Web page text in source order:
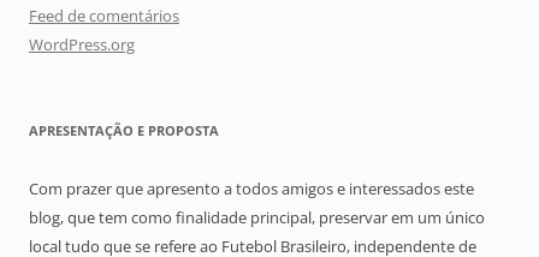
Feed de comentários
WordPress.org
APRESENTAÇÃO E PROPOSTA
Com prazer que apresento a todos amigos e interessados este
blog, que tem como finalidade principal, preservar em um único
local tudo que se refere ao Futebol Brasileiro, independente de